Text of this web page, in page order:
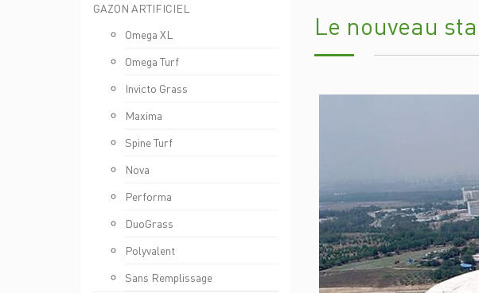
GAZON ARTIFICIEL
Omega XL
Omega Turf
Invicto Grass
Maxima
Spine Turf
Nova
Performa
DuoGrass
Polyvalent
Sans Remplissage
Le nouveau